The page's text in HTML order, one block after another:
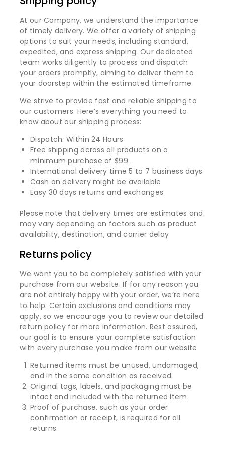
At our Company, we understand the importance
of timely delivery. We offer a variety of shipping
options to suit your needs, including standard,
expedited, and express shipping. Our dedicated
team works diligently to process and dispatch
your orders promptly, aiming to deliver them to
your doorstep within the estimated timeframe.
We strive to provide fast and reliable shipping to
our customers. Here’s everything you need to
know about our shipping process:
Dispatch: Within 24 Hours
Free shipping across all products on a
minimum purchase of $99.
International delivery time 5 to 7 business days
Cash on delivery might be available
Easy 30 days returns and exchanges
Please note that delivery times are estimates and
may vary depending on factors such as product
availability, destination, and carrier delay
Returns policy
We want you to be completely satisfied with your
purchase from our website. If for any reason you
are not entirely happy with your order, we’re here
to help. Certain exclusions and conditions may
apply, so we encourage you to review our detailed
return policy for more information. Rest assured,
our goal is to ensure your complete satisfaction
with every purchase you make from our website
Returned items must be unused, undamaged,
and in the same condition as received.
Original tags, labels, and packaging must be
intact and included with the returned item.
Proof of purchase, such as your order
confirmation or receipt, is required for all
returns.